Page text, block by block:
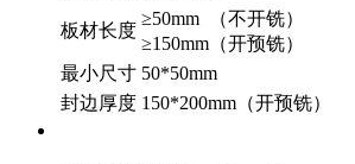
板材长度
≥50mm （不开铣）
≥150mm（开预铣）
最小尺寸 50*50mm
封边厚度 150*200mm（开预铣）